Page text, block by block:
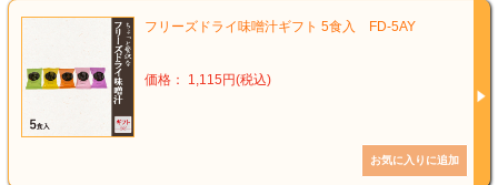
フリーズドライ味噌汁ギフト 5食入 FD-5AY
価格： 1,115円(税込)